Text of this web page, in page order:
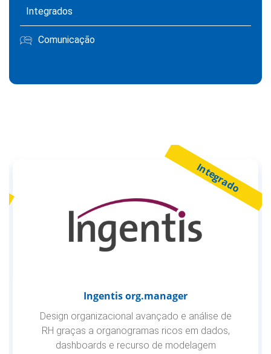
Integrados
Comunicação
Integrado
Ingentis org.manager
Design organizacional avançado e análise de
RH graças a organogramas ricos em dados,
dashboards e recurso de modelagem